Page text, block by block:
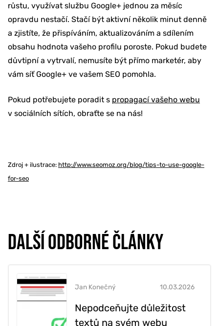
růstu, využívat službu Google+ jednou za měsíc
opravdu nestačí. Stačí být aktivní několik minut denně
a zjistíte, že přispíváním, aktualizováním a sdílením
obsahu hodnota vašeho profilu poroste. Pokud budete
důvtipní a vytrvalí, nemusíte být přímo marketér, aby
vám síť Google+ ve vašem SEO pomohla.
Pokud potřebujete poradit s propagací vašeho webu
v sociálních sítích, obraťte se na nás!
Zdroj + ilustrace: http://www.seomoz.org/blog/tips-to-use-google-
for-seo
DALŠÍ ODBORNÉ ČLÁNKY
Nepodceňujte důležitost
textů na svém webu
10.03.2026
Jan Konečný